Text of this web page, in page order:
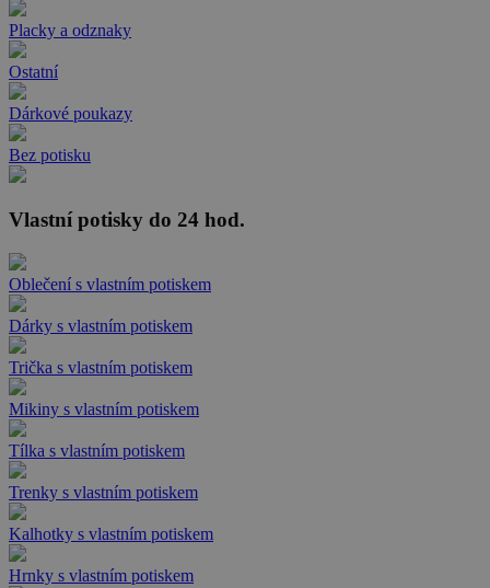
Placky a odznaky
Ostatní
Dárkové poukazy
Bez potisku
Vlastní potisky do 24 hod.
Oblečení s vlastním potiskem
Dárky s vlastním potiskem
Trička s vlastním potiskem
Mikiny s vlastním potiskem
Tílka s vlastním potiskem
Trenky s vlastním potiskem
Kalhotky s vlastním potiskem
Hrnky s vlastním potiskem